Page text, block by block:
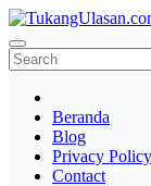
Skip
to
content
TukangUlasan.com
Baca Aja Dulu!
Beranda
Blog
Privacy Policy
Contact